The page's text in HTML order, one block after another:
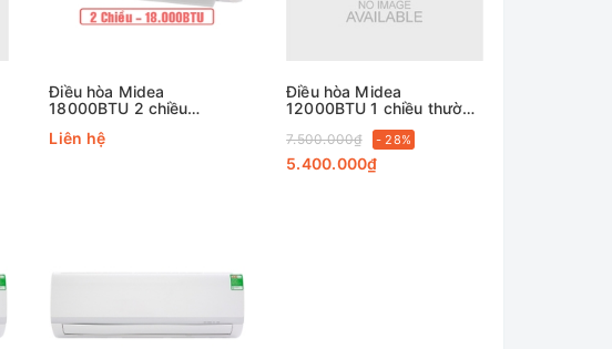
Điều hòa Midea
18000BTU 2 chiều
Liên hệ
Điều hòa Midea
12000BTU 1 chiều thường
7.500.000₫ - 28%
5.400.000₫